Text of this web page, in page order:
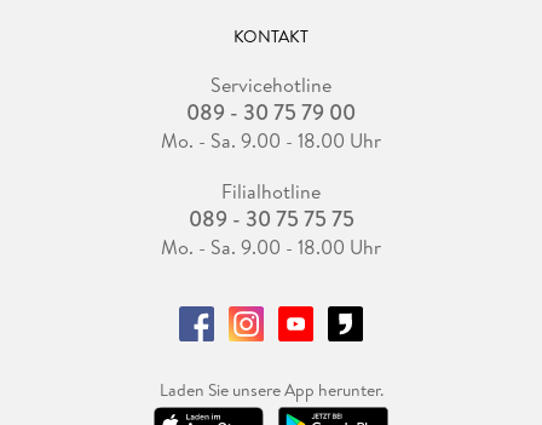
KONTAKT
Servicehotline
089 - 30 75 79 00
Mo. - Sa. 9.00 - 18.00 Uhr
Filialhotline
089 - 30 75 75 75
Mo. - Sa. 9.00 - 18.00 Uhr
Laden Sie unsere App herunter.